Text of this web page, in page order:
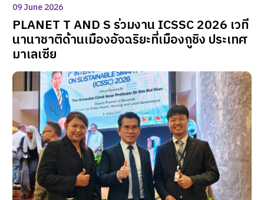
09 June 2026
PLANET T AND S ร่วมงาน ICSSC 2026 เวที
นานาชาติด้านเมืองอัจฉริยะที่เมืองกูชิง ประเทศ
มาเลเซีย